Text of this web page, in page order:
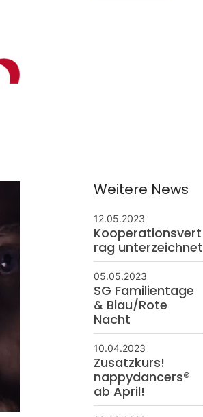
Weitere News
12.05.2023
Kooperationsvert
rag unterzeichnet
05.05.2023
SG Familientage
& Blau/Rote
Nacht
10.04.2023
Zusatzkurs!
nappydancers®
ab April!
info@sg-borken.de
Kontakt treten